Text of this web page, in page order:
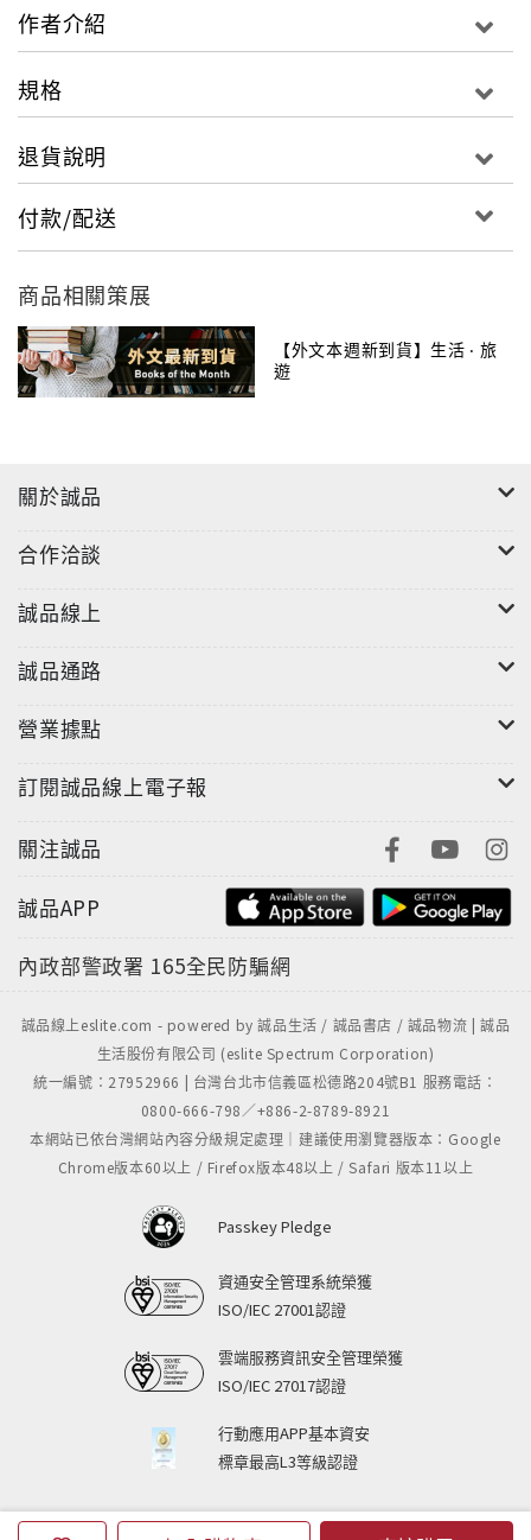
methods of attack and defence operate.
作者介紹
規格
退貨說明
付款/配送
商品相關策展
【外文本週新到貨】生活 ‧ 旅
遊
關於誠品
合作洽談
誠品線上
誠品通路
營業據點
訂閱誠品線上電子報
關注誠品
誠品APP
內政部警政署 165全民防騙網
誠品線上eslite.com - powered by 誠品生活 / 誠品書店 / 誠品物流 | 誠品
生活股份有限公司 (eslite Spectrum Corporation)
統一編號：27952966 | 台灣台北市信義區松德路204號B1 服務電話：
0800-666-798／+886-2-8789-8921
本網站已依台灣網站內容分級規定處理｜建議使用瀏覽器版本：Google
Chrome版本60以上 / Firefox版本48以上 / Safari 版本11以上
Passkey Pledge
資通安全管理系統榮獲
ISO/IEC 27001認證
雲端服務資訊安全管理榮獲
ISO/IEC 27017認證
行動應用APP基本資安
標章最高L3等級認證